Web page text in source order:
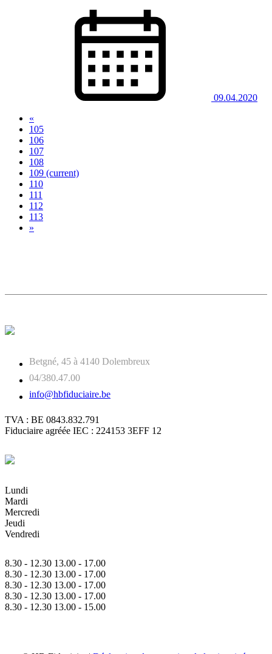
09.04.2020
«
105
106
107
108
109 (current)
110
111
112
113
»
Betgné, 45 à 4140 Dolembreux
04/380.47.00
info@hbfiduciaire.be
TVA : BE 0843.832.791
Fiduciaire agréée IEC : 224153 3EFF 12
Lundi
Mardi
Mercredi
Jeudi
Vendredi
8.30 - 12.30 13.00 - 17.00
8.30 - 12.30 13.00 - 17.00
8.30 - 12.30 13.00 - 17.00
8.30 - 12.30 13.00 - 17.00
8.30 - 12.30 13.00 - 15.00